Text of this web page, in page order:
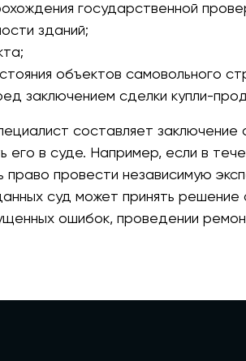
государственной
зданий;
объектов самовольного
заключением сделки купли-
составляет
его в суде. Например, если в
провести независимую
суд может принять
ошибок, проведении